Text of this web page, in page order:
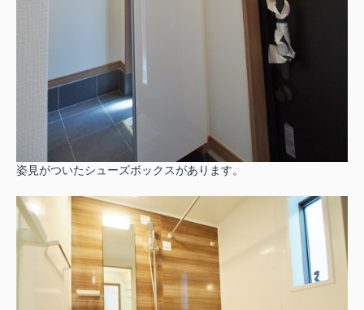
姿見がついたシューズボックスがあります。